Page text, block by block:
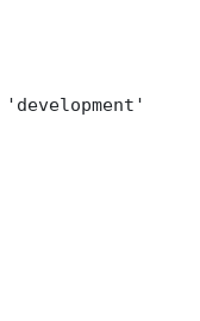
'development'